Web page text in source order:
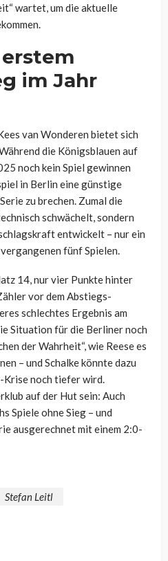
wartet, um die aktuelle
im Jahr
van Wonderen bietet sich
die Königsblauen auf
noch kein Spiel gewinnen
in Berlin eine günstige
zu brechen. Zumal die
schwächelt, sondern
entwickelt – nur ein
fünf Spielen.
14, nur vier Punkte hinter
vor dem Abstiegs-
schlechtes Ergebnis am
Situation für die Berliner noch
der Wahrheit“, wie Reese es
– und Schalke könnte dazu
Krise noch tiefer wird.
auf der Hut sein: Auch
Spiele ohne Sieg – und
ausgerechnet mit einem 2:0-
Stefan Leitl